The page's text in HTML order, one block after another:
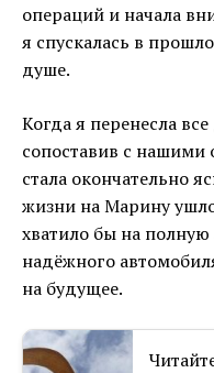
операций и начала
я спускалась в
душе.
Когда я перенесла
сопоставив с
стала окончательно
жизни на Марину
хватило бы на полную
надёжного
на будущее.